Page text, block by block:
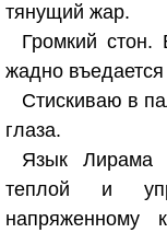
тянущий жар.
Громкий
жадно
Стискиваю в
глаза.
Язык Лирама
теплой и
напряженному